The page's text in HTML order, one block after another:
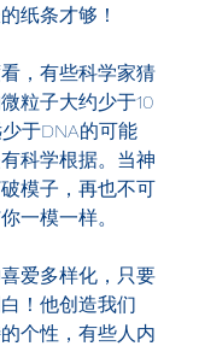
纸条才够！
有些科学家猜
粒子大约少于10
于DNA的可能
科学根据。当神
模子，再也不可
一模一样。
多样化，只要
！他创造我们
个性，有些人内